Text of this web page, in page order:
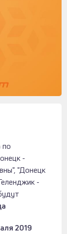
по
-
"Донецк
-
2019